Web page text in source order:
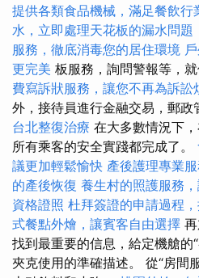
提供各類食品機械，滿足餐飲行
水，立即處理天花板的漏水問題
服務，徹底消毒您的居住環境
更完美 板服務，詢問警報等，
費寫訴狀服務，讓您不再為訴訟
外，接待員進行金融交易，郵政
台北整復治療 在大多數情況下
所有乘客的安全實踐都完成了。
議更加輕鬆愉快 產後護理專業
的產後恢復 養生村的照護服務
資格證照 杜拜簽證的申請過程
式餐點外燴，讓賓客自由選擇
找到最重要的信息，給定機艙的
夾克使用的準確描述。 從“房間